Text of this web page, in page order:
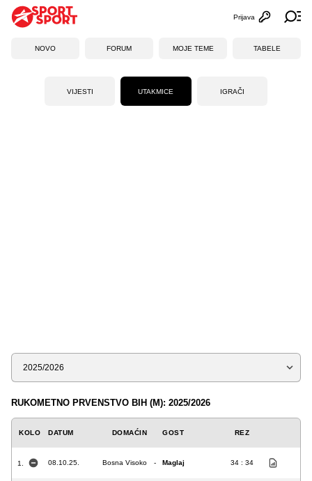
Otvori
Prijava
NOVO FORUM MOJE TEME TABELE
VIJESTI UTAKMICE IGRAČI
Sezona
RUKOMETNO PRVENSTVO BIH (M): 2025/2026
KOLO DATUM DOMAĆIN GOST REZ
1. 08.10.25. Bosna Visoko - Maglaj 34 : 34